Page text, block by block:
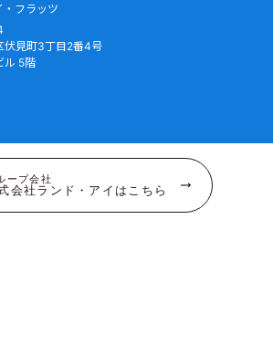
・フラッツ
伏見町3丁目2番4号
ル 5階
ープ会社
会社ランド・アイはこちら